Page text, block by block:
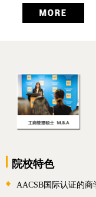
院校特色
AACSB国际认证的